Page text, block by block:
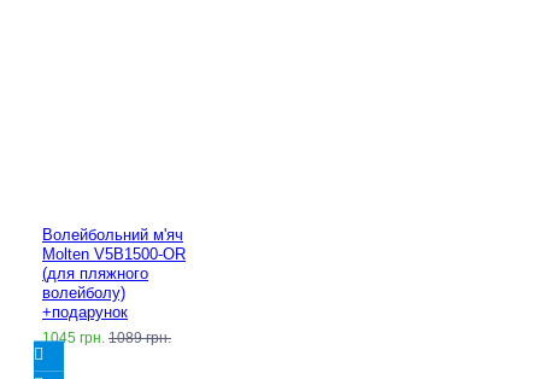
Волейбольний м'яч
Molten V5B1500-OR
(для пляжного
волейболу)
+подарунок
1045 грн. 1089 грн.